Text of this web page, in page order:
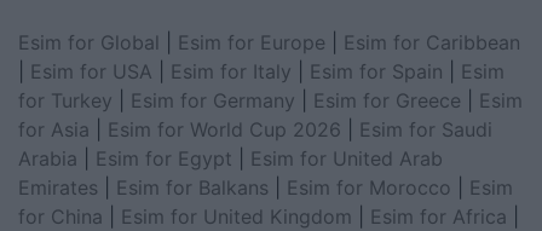
Esim for Global Esim for Europe
Esim for Caribbean
Esim for USA Esim for Italy Esim for Spain
Esim
for Turkey
Esim for Germany Esim for Greece
Esim
for Asia
Esim for World Cup 2026
Esim for Saudi
Arabia
Esim for Egypt
Esim for United Arab
Emirates
Esim for Balkans Esim for Morocco
Esim
for China
Esim for United Kingdom Esim for Africa